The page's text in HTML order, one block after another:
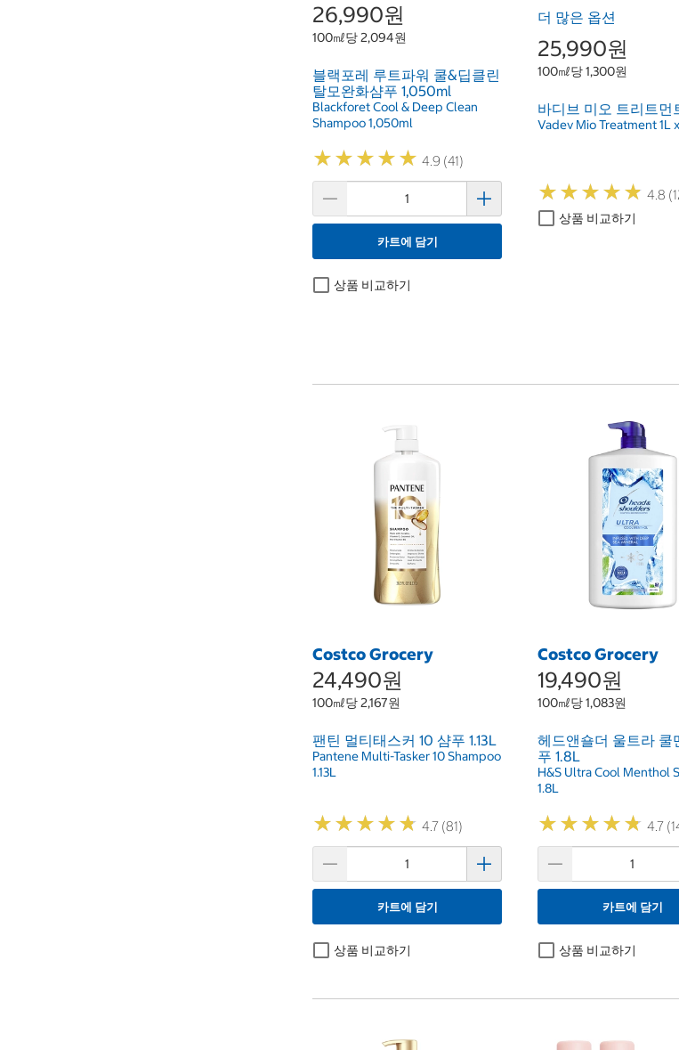
26,990원
100㎖당 2,094원
블랙포레 루트파워 쿨&딥클린
탈모완화샴푸 1,050ml
Blackforet Cool & Deep Clean
Shampoo 1,050ml
★★★★★
★★★★★ 4.9 (41)
카트에 담기
상품 비교하기
더 많은 옵션
25,990원
100㎖당 1,300원
바디브 미오 트리트먼
Vadev Mio Treatment 1L
★★★★★
★★★★★ 4.8
상품 비교하기
Costco Grocery
24,490원
100㎖당 2,167원
팬틴 멀티태스커 10 샴푸 1.13L
Pantene Multi-Tasker 10 Shampoo
1.13L
★★★★★
★★★★★ 4.7 (81)
카트에 담기
상품 비교하기
Costco Grocery
19,490원
100㎖당 1,083원
헤드앤숄더 울트라 쿨
푸 1.8L
H&S Ultra Cool Menthol
1.8L
★★★★★
★★★★★ 4.7
카트에 담기
상품 비교하기